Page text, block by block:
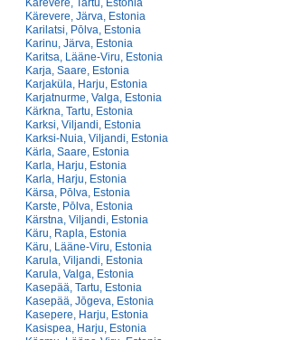
Kärevere, Tartu, Estonia
Kärevere, Järva, Estonia
Karilatsi, Pōlva, Estonia
Karinu, Järva, Estonia
Karitsa, Lääne-Viru, Estonia
Karja, Saare, Estonia
Karjaküla, Harju, Estonia
Karjatnurme, Valga, Estonia
Kärkna, Tartu, Estonia
Karksi, Viljandi, Estonia
Karksi-Nuia, Viljandi, Estonia
Kärla, Saare, Estonia
Karla, Harju, Estonia
Karla, Harju, Estonia
Kärsa, Pōlva, Estonia
Karste, Pōlva, Estonia
Kärstna, Viljandi, Estonia
Käru, Rapla, Estonia
Käru, Lääne-Viru, Estonia
Karula, Viljandi, Estonia
Karula, Valga, Estonia
Kasepää, Tartu, Estonia
Kasepää, Jōgeva, Estonia
Kasepere, Harju, Estonia
Kasispea, Harju, Estonia